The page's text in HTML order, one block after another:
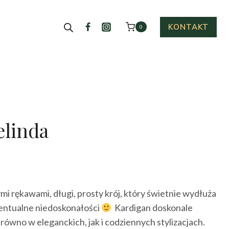
0 KONTAKT
zł.
rękawami, długi, prosty krój, który świetnie wydłuża
niedoskonałości
Kardigan doskonale
w eleganckich, jak i codziennych stylizacjach.